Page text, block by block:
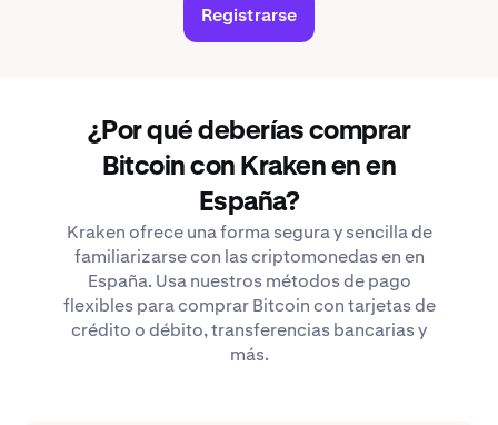
Registrarse
¿Por qué deberías comprar
Bitcoin con Kraken en en
España?
Kraken ofrece una forma segura y sencilla de
familiarizarse con las criptomonedas en en
España. Usa nuestros métodos de pago
flexibles para comprar Bitcoin con tarjetas de
crédito o débito, transferencias bancarias y
más.